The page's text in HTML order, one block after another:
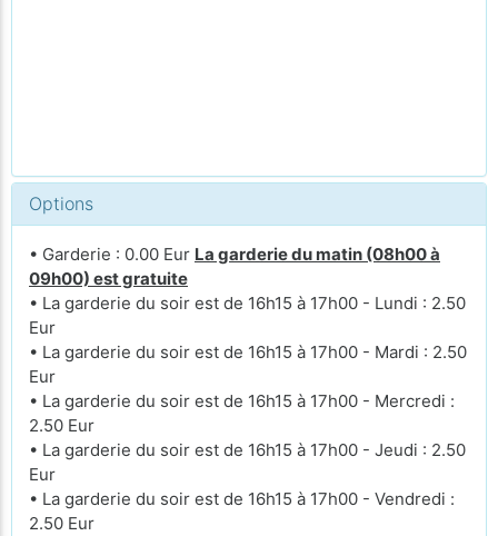
Options
• Garderie : 0.00 Eur La garderie du matin (08h00 à
09h00) est gratuite
• La garderie du soir est de 16h15 à 17h00 - Lundi : 2.50
Eur
• La garderie du soir est de 16h15 à 17h00 - Mardi : 2.50
Eur
• La garderie du soir est de 16h15 à 17h00 - Mercredi :
2.50 Eur
• La garderie du soir est de 16h15 à 17h00 - Jeudi : 2.50
Eur
• La garderie du soir est de 16h15 à 17h00 - Vendredi :
2.50 Eur